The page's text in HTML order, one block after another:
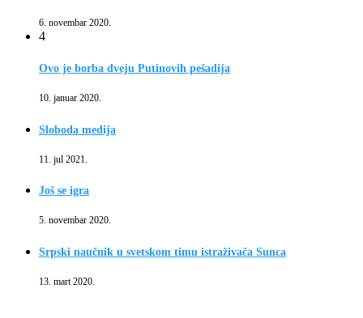
6. novembar 2020.
4
Ovo je borba dveju Putinovih pešadija
10. januar 2020.
Sloboda medija
11. jul 2021.
Još se igra
5. novembar 2020.
Srpski naučnik u svetskom timu istraživača Sunca
13. mart 2020.